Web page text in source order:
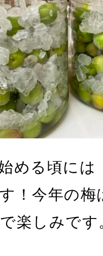
める頃には
！今年の梅
楽しみです